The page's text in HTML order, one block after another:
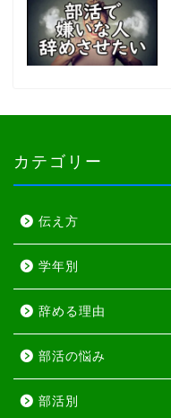
カテゴリー
伝え方
学年別
辞める理由
部活の悩み
部活別